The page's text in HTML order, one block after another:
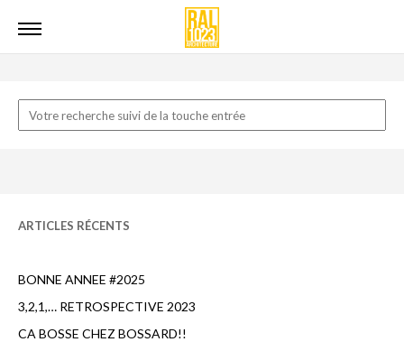
ARTICLES RÉCENTS
BONNE ANNEE #2025
3,2,1,… RETROSPECTIVE 2023
CA BOSSE CHEZ BOSSARD!!